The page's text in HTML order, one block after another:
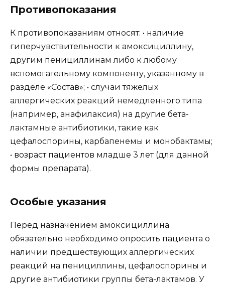
Противопоказания
К противопоказаниям относят: • наличие
гиперчувствительности к амоксициллину,
другим пенициллинам либо к любому
вспомогательному компоненту, указанному в
разделе «Состав»; • случаи тяжелых
аллергических реакций немедленного типа
(например, анафилаксия) на другие бета-
лактамные антибиотики, такие как
цефалоспорины, карбапенемы и монобактамы;
• возраст пациентов младше 3 лет (для данной
формы препарата).
Особые указания
Перед назначением амоксициллина
обязательно необходимо опросить пациента о
наличии предшествующих аллергических
реакций на пенициллины, цефалоспорины и
другие антибиотики группы бета-лактамов. У